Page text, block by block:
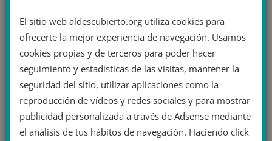
El sitio web aldescubierto.org utiliza cookies para
ofrecerte la mejor experiencia de navegación. Usamos
cookies propias y de terceros para poder hacer
seguimiento y estadísticas de las visitas, mantener la
seguridad del sitio, utilizar aplicaciones como la
reproducción de vídeos y redes sociales y para mostrar
publicidad personalizada a través de Adsense mediante
el análisis de tus hábitos de navegación. Haciendo click